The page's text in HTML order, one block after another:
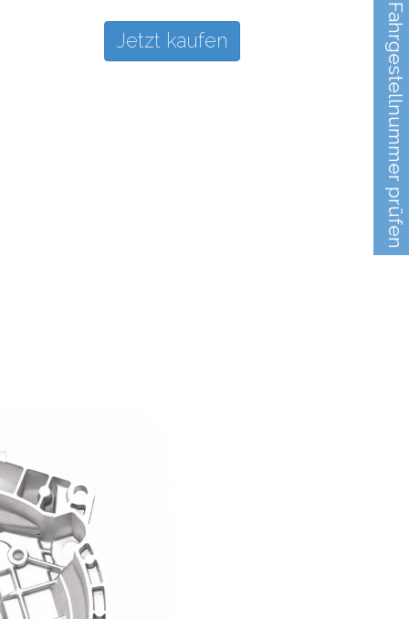
Fahrgestellnummer prüfen